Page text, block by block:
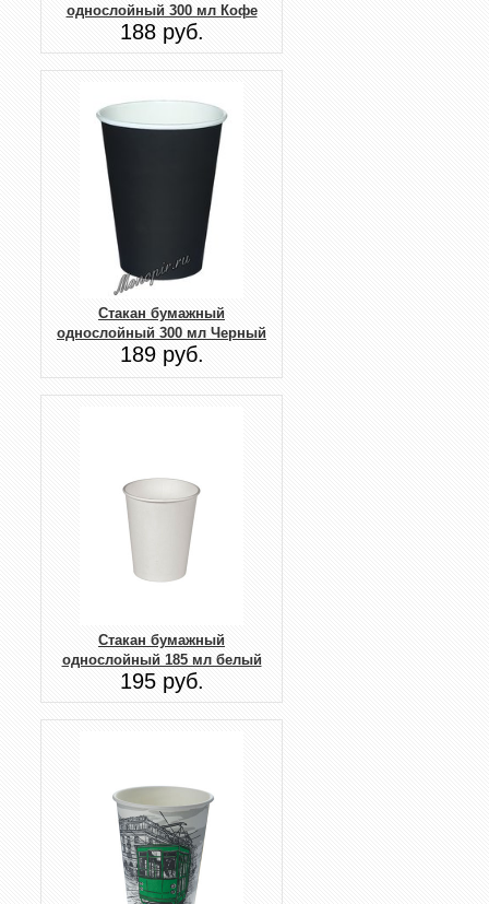
однослойный 300 мл Кофе
188 руб.
Стакан бумажный
однослойный 300 мл Черный
189 руб.
Стакан бумажный
однослойный 185 мл белый
195 руб.